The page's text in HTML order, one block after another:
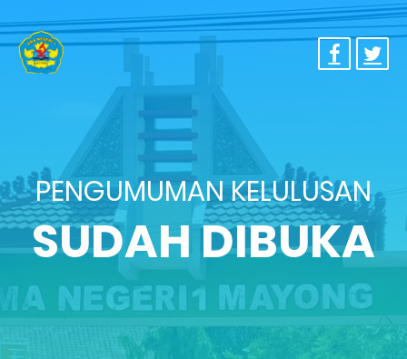
PENGUMUMAN KELULUSAN
SUDAH DIBUKA